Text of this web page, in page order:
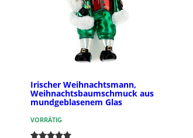
Irischer Weihnachtsmann,
Weihnachtsbaumschmuck aus
mundgeblasenem Glas
VORRÄTIG